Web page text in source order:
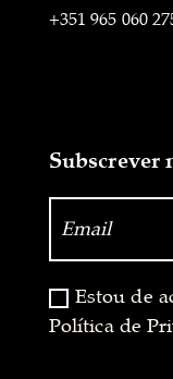
+351 965 060
Subscrever
‏‏‎ ‎
Estou de
Política de